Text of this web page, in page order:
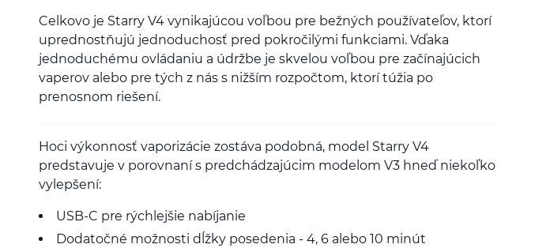
Celkovo je Starry V4 vynikajúcou voľbou pre bežných používateľov, ktorí
uprednostňujú jednoduchosť pred pokročilými funkciami. Vďaka
jednoduchému ovládaniu a údržbe je skvelou voľbou pre začínajúcich
vaperov alebo pre tých z nás s nižším rozpočtom, ktorí túžia po
prenosnom riešení.
Hoci výkonnosť vaporizácie zostáva podobná, model Starry V4
predstavuje v porovnaní s predchádzajúcim modelom V3 hneď niekoľko
vylepšení:
USB-C pre rýchlejšie nabíjanie
Dodatočné možnosti dĺžky posedenia - 4, 6 alebo 10 minút